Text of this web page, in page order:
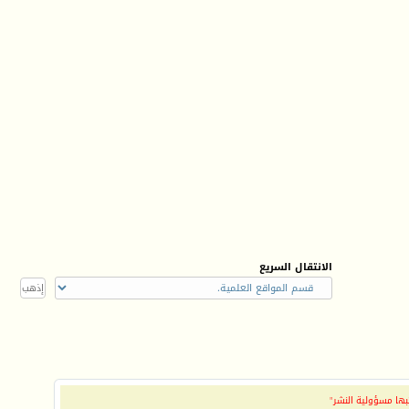
الانتقال السريع
مسؤولية النشر"